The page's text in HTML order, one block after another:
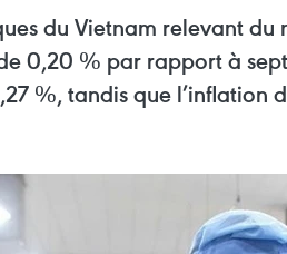
du Vietnam relevant
0,20 % par rapport à
%, tandis que l’inflation